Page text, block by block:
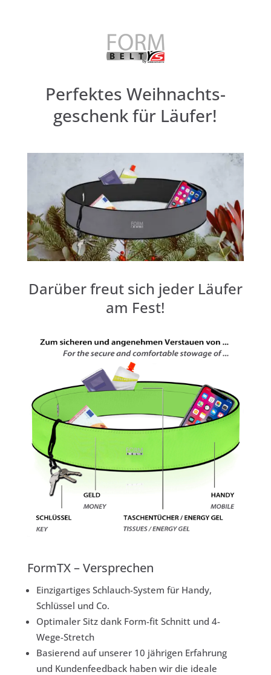
Perfektes Weihnachts­
geschenk für Läufer!
Darüber freut sich jeder Läufer
am Fest!
FormTX – Versprechen
Einzigartiges Schlauch-System für Handy,
Schlüssel und Co.
Optimaler Sitz dank Form-fit Schnitt und 4-
Wege-Stretch
Basierend auf unserer 10 jährigen Erfahrung
und Kundenfeedback haben wir die ideale